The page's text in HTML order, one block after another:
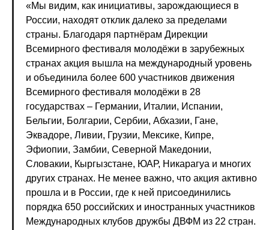
«Мы видим, как инициативы, зарождающиеся в
России, находят отклик далеко за пределами
страны. Благодаря партнёрам Дирекции
Всемирного фестиваля молодёжи в зарубежных
странах акция вышла на международный уровень
и объединила более 600 участников движения
Всемирного фестиваля молодёжи в 28
государствах – Германии, Италии, Испании,
Бельгии, Болгарии, Сербии, Абхазии, Гане,
Эквадоре, Ливии, Грузии, Мексике, Кипре,
Эфиопии, Замбии, Северной Македонии,
Словакии, Кыргызстане, ЮАР, Никарагуа и многих
других странах. Не менее важно, что акция активно
прошла и в России, где к ней присоединились
порядка 650 российских и иностранных участников
Международных клубов дружбы ДВФМ из 22 стран.